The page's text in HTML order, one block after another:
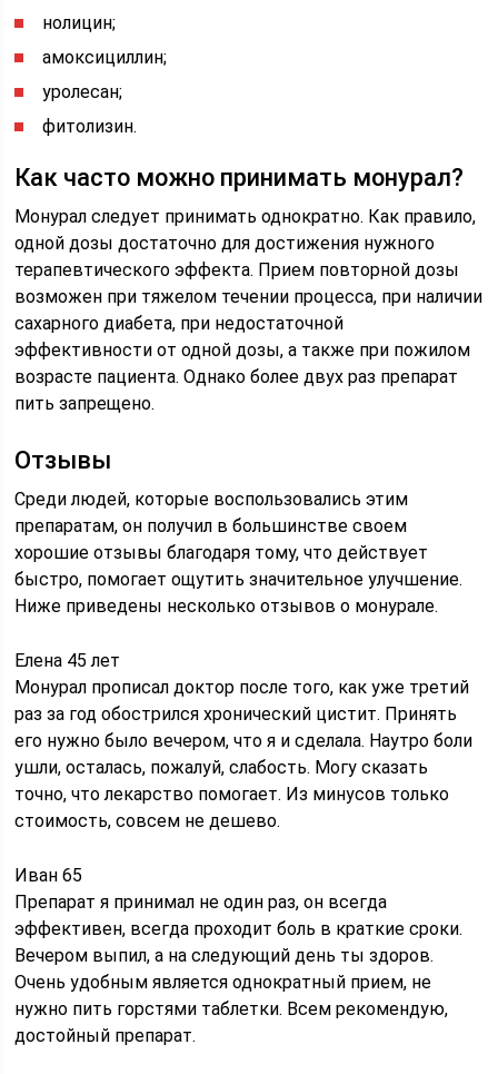
нолицин;
амоксициллин;
уролесан;
фитолизин.
Как часто можно принимать монурал?
Монурал следует принимать однократно. Как правило,
одной дозы достаточно для достижения нужного
терапевтического эффекта. Прием повторной дозы
возможен при тяжелом течении процесса, при наличии
сахарного диабета, при недостаточной
эффективности от одной дозы, а также при пожилом
возрасте пациента. Однако более двух раз препарат
пить запрещено.
Отзывы
Среди людей, которые воспользовались этим
препаратам, он получил в большинстве своем
хорошие отзывы благодаря тому, что действует
быстро, помогает ощутить значительное улучшение.
Ниже приведены несколько отзывов о монурале.
Елена 45 лет
Монурал прописал доктор после того, как уже третий
раз за год обострился хронический цистит. Принять
его нужно было вечером, что я и сделала. Наутро боли
ушли, осталась, пожалуй, слабость. Могу сказать
точно, что лекарство помогает. Из минусов только
стоимость, совсем не дешево.
Иван 65
Препарат я принимал не один раз, он всегда
эффективен, всегда проходит боль в краткие сроки.
Вечером выпил, а на следующий день ты здоров.
Очень удобным является однократный прием, не
нужно пить горстями таблетки. Всем рекомендую,
достойный препарат.